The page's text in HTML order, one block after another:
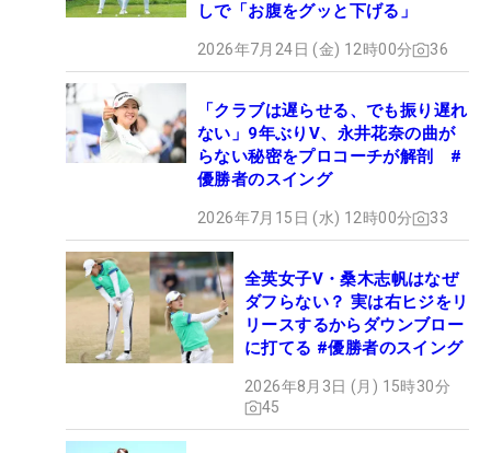
しで「お腹をグッと下げる」
2026年7月24日 (金) 12時00分 36
「クラブは遅らせる、でも振り遅れ
ない」9年ぶりV、永井花奈の曲が
らない秘密をプロコーチが解剖 #
優勝者のスイング
2026年7月15日 (水) 12時00分 33
全英女子V・桑木志帆はなぜ
ダフらない？ 実は右ヒジをリ
リースするからダウンブロー
に打てる #優勝者のスイング
2026年8月3日 (月) 15時30分
45